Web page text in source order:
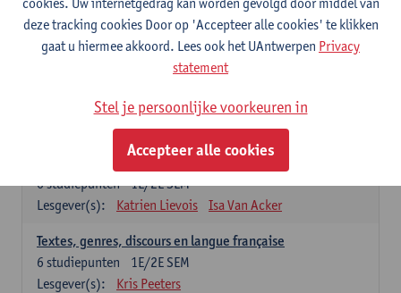
Frans: verplichte opleidingsonderdelen
1E/2E SEM
studiepunten
Katrien Lievois
Maîtrise du français écrit et oral
1E/2E SEM
6studiepunten
Lesgever(s):
Katrien Lievois Isa Van Acker
Textes, genres, discours en langue française
1E/2E SEM
6 studiepunten
Lesgever(s):
Kris Peeters
deze tracking cookies Door op 'Accepteer alle cookies' te klikken
gaat u hiermee akkoord. Lees ook het UAntwerpen Privacy
statement
Stel je persoonlijke voorkeuren in
Accepteer alle cookies